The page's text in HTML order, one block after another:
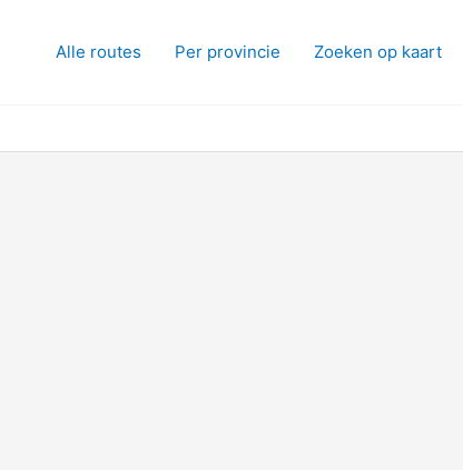
Alle routes Per provincie Zoeken op kaart